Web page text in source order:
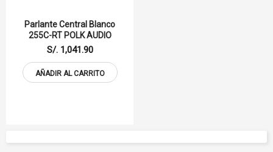
Parlante Central Blanco
255C-RT POLK AUDIO
S/. 1,041.90
AÑADIR AL CARRITO